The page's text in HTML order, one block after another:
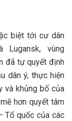
biệt tới cư dân
Lugansk, vùng
đã tự quyết định
dân ý, thực hiện
và khủng bố của
hơn quyết tâm
Tổ quốc của các